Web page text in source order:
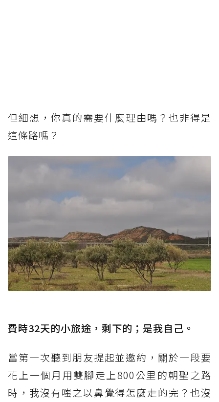
但細想，你真的需要什麼理由嗎？也非得是
這條路嗎？
費時32天的小旅途，剩下的；是我自己。
當第一次聽到朋友提起並邀約，關於一段要
花上一個月用雙腳走上800公里的朝聖之路
時，我沒有嗤之以鼻覺得怎麼走的完？也沒